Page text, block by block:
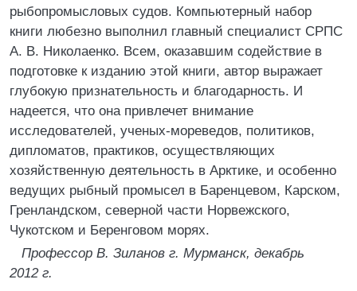
рыбопромысловых судов. Компьютерный набор
книги любезно выполнил главный специалист СРПС
А. В. Николаенко. Всем, оказавшим содействие в
подготовке к изданию этой книги, автор выражает
глубокую признательность и благодарность. И
надеется, что она привлечет внимание
исследователей, ученых-мореведов, политиков,
дипломатов, практиков, осуществляющих
хозяйственную деятельность в Арктике, и особенно
ведущих рыбный промысел в Баренцевом, Карском,
Гренландском, северной части Норвежского,
Чукотском и Беренговом морях.
Профессор В. Зиланов г. Мурманск, декабрь
2012 г.